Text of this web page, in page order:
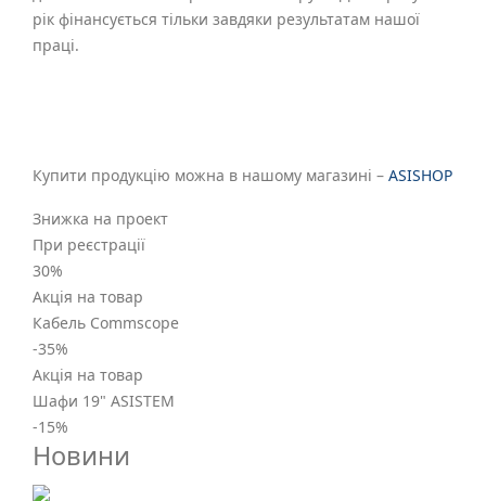
рік фінансується тільки завдяки результатам нашої
праці.
Купити продукцію можна в нашому магазині – ASISHOP
Знижка на проект
При реєстрації
30%
Акція на товар
Кабель Commscope
-35%
Акція на товар
Шафи 19" ASISTEM
-15%
Новини